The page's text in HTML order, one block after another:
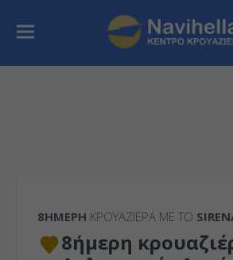
8ΉΜΕΡΗ ΚΡΟΥΑΖΙΕΡΑ ΜΕ ΤΟ
8ήμερη